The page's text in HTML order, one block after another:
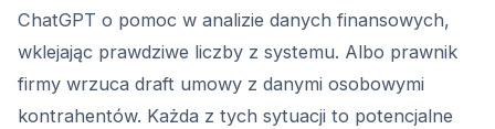
ChatGPT o pomoc w analizie danych finansowych,
wklejając prawdziwe liczby z systemu. Albo prawnik
firmy wrzuca draft umowy z danymi osobowymi
kontrahentów. Każda z tych sytuacji to potencjalne